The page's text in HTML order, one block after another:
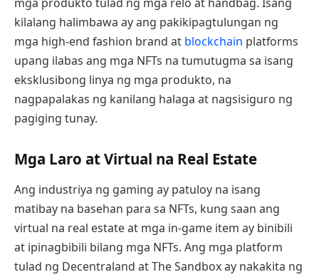
mga produkto tulad ng mga relo at handbag. Isang
kilalang halimbawa ay ang pakikipagtulungan ng
mga high-end fashion brand at blockchain platforms
upang ilabas ang mga NFTs na tumutugma sa isang
eksklusibong linya ng mga produkto, na
nagpapalakas ng kanilang halaga at nagsisiguro ng
pagiging tunay.
Mga Laro at Virtual na Real Estate
Ang industriya ng gaming ay patuloy na isang
matibay na basehan para sa NFTs, kung saan ang
virtual na real estate at mga in-game item ay binibili
at ipinagbibili bilang mga NFTs. Ang mga platform
tulad ng Decentraland at The Sandbox ay nakakita ng